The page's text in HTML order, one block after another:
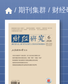
/ 期刊集群 / 财经